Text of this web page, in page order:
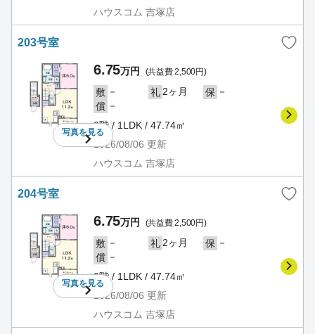
ハウスコム 吉塚店
203号室
写真を見る
6.75万円 (共益費 2,500円)
敷 － 礼2ヶ月 保 －
償 －
2階 / 1LDK / 47.74㎡
2026/08/06 更新
ハウスコム 吉塚店
204号室
写真を見る
6.75万円 (共益費 2,500円)
敷 － 礼2ヶ月 保 －
償 －
2階 / 1LDK / 47.74㎡
2026/08/06 更新
ハウスコム 吉塚店